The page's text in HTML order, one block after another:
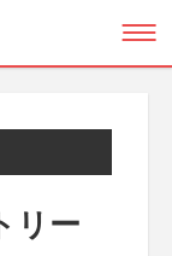
リー